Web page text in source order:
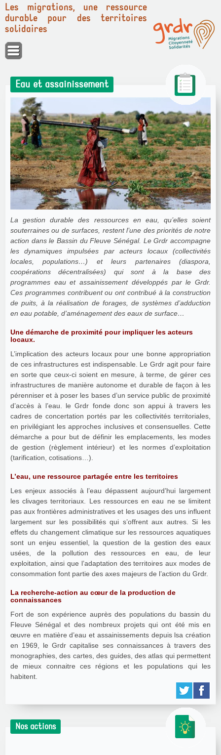
Panneau de gestion des cookies
Les migrations, une ressource
durable pour des territoires
solidaires
Eau et assainissement
La gestion durable des ressources en eau, qu’elles soient
souterraines ou de surfaces, restent l’une des priorités de notre
action dans le Bassin du Fleuve Sénégal. Le Grdr accompagne
les dynamiques impulsées par acteurs locaux (collectivités
locales, populations…) et leurs partenaires (diaspora,
coopérations décentralisées) qui sont à la base des
programmes eau et assainissement développés par le Grdr.
Ces programmes contribuent ou ont contribué à la construction
de puits, à la réalisation de forages, de systèmes d’adduction
en eau potable, d’aménagement des eaux de surface…
Une démarche de proximité pour impliquer les acteurs
locaux.
L’implication des acteurs locaux pour une bonne appropriation
de ces infrastructures est indispensable. Le Grdr agit pour faire
en sorte que ceux-ci soient en mesure, à terme, de gérer ces
infrastructures de manière autonome et durable de façon à les
pérenniser et à poser les bases d’un service public de proximité
d’accès à l’eau. le Grdr fonde donc son appui à travers les
cadres de concertation portés par les collectivités territoriales,
en privilégiant les approches inclusives et consensuelles. Cette
démarche a pour but de définir les emplacements, les modes
de gestion (règlement intérieur) et les normes d’exploitation
(tarification, cotisations…).
L’eau, une ressource partagée entre les territoires
Les enjeux associés à l’eau dépassent aujourd’hui largement
les clivages territoriaux. Les ressources en eau ne se limitent
pas aux frontières administratives et les usages des uns influent
largement sur les possibilités qui s’offrent aux autres. Si les
effets du changement climatique sur les ressources aquatiques
sont un enjeu essentiel, la question de la gestion des eaux
usées, de la pollution des ressources en eau, de leur
exploitation, ainsi que l’adaptation des territoires aux modes de
consommation font partie des axes majeurs de l’action du Grdr.
La recherche-action au cœur de la production de
connaissances
Fort de son expérience auprès des populations du bassin du
Fleuve Sénégal et des nombreux projets qui ont été mis en
œuvre en matière d’eau et assainissements depuis lsa création
en 1969, le Grdr capitalise ses connaissances à travers des
monographies, des cartes, des guides, des atlas qui permettent
de mieux connaitre ces régions et les populations qui les
habitent.
Nos actions